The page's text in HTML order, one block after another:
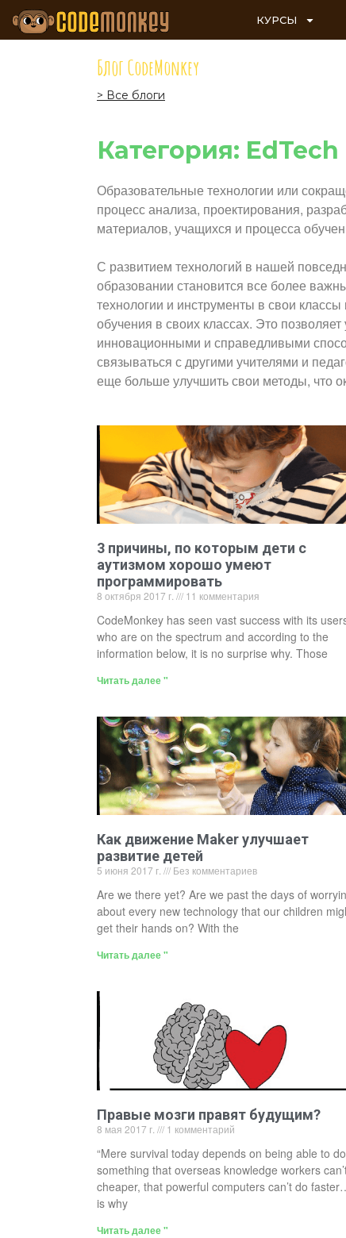
КУРСЫ
Блог CodeMonkey
> Все блоги
Категория: EdTech
Образовательные технологии или
процесс анализа, проектирования,
материалов, учащихся и процесса
С развитием технологий в нашей
образовании становится все более
технологии и инструменты в свои
обучения в своих классах. Это
инновационными и справедливыми
связываться с другими учителями и
еще больше улучшить свои методы, что
3 причины, по которым дети с
аутизмом хорошо умеют
программировать
8 октября 2017 г. 11 комментария
CodeMonkey has seen vast success with its
who are on the spectrum and according to the
information below, it is no surprise why. Those
Читать далее "
Как движение Maker улучшает
развитие детей
5 июня 2017 г. Без комментариев
Are we there yet? Are we past the days of
about every new technology that our children
get their hands on? With the
Читать далее "
Правые мозги правят будущим?
8 мая 2017 г. 1 комментарий
“Mere survival today depends on being able to do
something that overseas knowledge workers
cheaper, that powerful computers can’t do
is why
Читать далее "